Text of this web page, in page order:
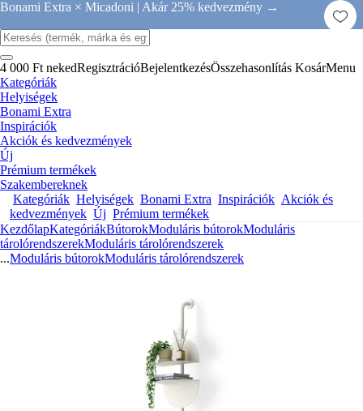
Bonami Extra × Micadoni | Akár 25% kedvezmény →
4 000 Ft nekedRegisztrációBejelentkezésÖsszehasonlítás KosárMenu
Kategóriák
Helyiségek
Bonami Extra
Inspirációk
Akciók és kedvezmények
Új
Prémium termékek
Szakembereknek
Kategóriák Helyiségek Bonami Extra Inspirációk Akciók és
kedvezmények Új Prémium termékek
KezdőlapKategóriákBútorokModuláris bútorokModuláris
tárolórendszerekModuláris tárolórendszerek
...Moduláris bútorokModuláris tárolórendszerek